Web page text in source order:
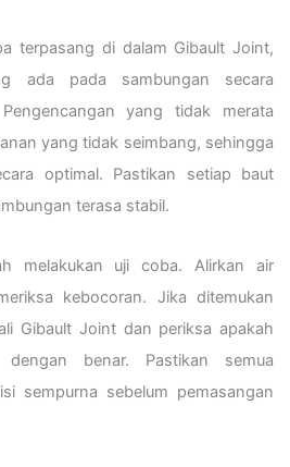
terpasang di dalam Gibault Joint,
ada pada sambungan secara
yang tidak merata
yang tidak seimbang, sehingga
optimal. Pastikan setiap baut
terasa stabil.
melakukan uji coba. Alirkan air
kebocoran. Jika ditemukan
Gibault Joint dan periksa apakah
benar. Pastikan semua
sempurna sebelum pemasangan